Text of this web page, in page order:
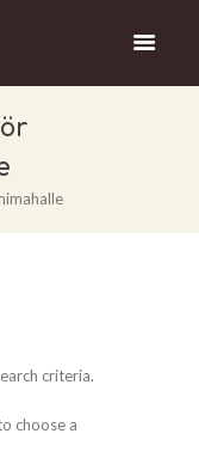
criteria.
choose a